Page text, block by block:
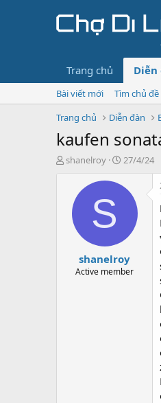
Trang chủ Diễn
Bài viết mới
Tìm chủ đề
Trang chủ
Diễn đàn
kaufen
T
shanelroy
N
à
27/4/24
S
shanelroy
Active member